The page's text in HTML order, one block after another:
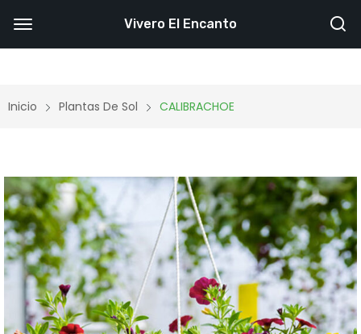
Inicio Plantas De Sol CALIBRACHOE
Vivero El Encanto